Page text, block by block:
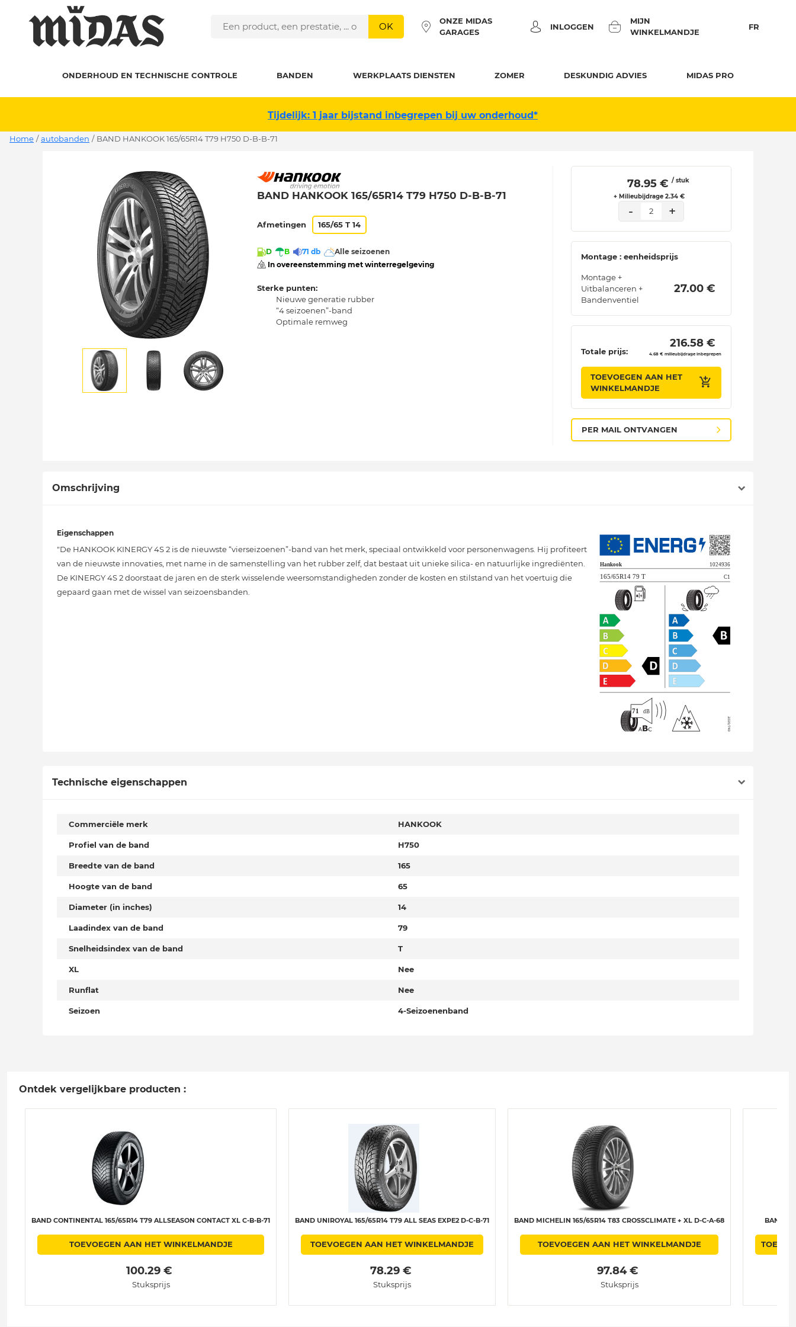
OK
ONZE MIDAS
GARAGES
INLOGGEN
MIJN
WINKELMANDJE
FR
ONDERHOUD EN TECHNISCHE CONTROLE BANDEN WERKPLAATS DIENSTEN ZOMER DESKUNDIG ADVIES MIDAS PRO
Tijdelijk: 1 jaar bijstand inbegrepen bij uw onderhoud*
Home / autobanden / BAND HANKOOK 165/65R14 T79 H750 D-B-B-71
BAND HANKOOK 165/65R14 T79 H750 D-B-B-71
Afmetingen 165/65 T 14
D B 71 db
Alle seizoenen
In overeenstemming met winterregelgeving
Sterke punten:
Nieuwe generatie rubber
“4 seizoenen”-band
Optimale remweg
78.95 € / stuk
+ Milieubijdrage 2.34 €
- 2 +
Montage : eenheidsprijs
Montage +
Uitbalanceren +
Bandenventiel
27.00 €
Totale prijs:
216.58 €
4.68 € milieubijdrage inbegrepen
TOEVOEGEN AAN HET
WINKELMANDJE
PER MAIL ONTVANGEN
Omschrijving
Eigenschappen
"De HANKOOK KINERGY 4S 2 is de nieuwste “vierseizoenen”-band van het merk, speciaal ontwikkeld voor personenwagens. Hij profiteert
van de nieuwste innovaties, met name in de samenstelling van het rubber zelf, dat bestaat uit unieke silica- en natuurlijke ingrediënten.
De KINERGY 4S 2 doorstaat de jaren en de sterk wisselende weersomstandigheden zonder de kosten en stilstand van het voertuig die
gepaard gaan met de wissel van seizoensbanden.
Technische eigenschappen
Commerciële merk HANKOOK
Profiel van de band H750
Breedte van de band 165
Hoogte van de band 65
Diameter (in inches) 14
Laadindex van de band 79
Snelheidsindex van de band T
XL Nee
Runflat Nee
Seizoen 4-Seizoenenband
Ontdek vergelijkbare producten :
BAND CONTINENTAL 165/65R14 T79 ALLSEASON CONTACT XL C-B-B-71
TOEVOEGEN AAN HET WINKELMANDJE
100.29 €
Stuksprijs
BAND UNIROYAL 165/65R14 T79 ALL SEAS EXPE2 D-C-B-71
TOEVOEGEN AAN HET WINKELMANDJE
78.29 €
Stuksprijs
BAND MICHELIN 165/65R14 T83 CROSSCLIMATE + XL D-C-A-68
TOEVOEGEN AAN HET WINKELMANDJE
97.84 €
Stuksprijs
BAND